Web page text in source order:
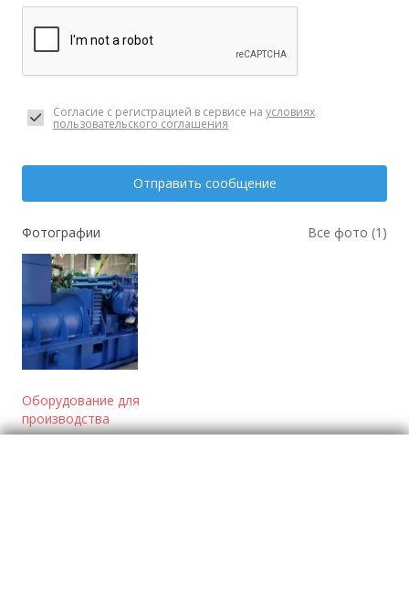
Согласие с регистрацией в сервисе на условиях
пользовательского соглашения
Отправить сообщение
Фотографии Все фото (1)
Оборудование для
производства